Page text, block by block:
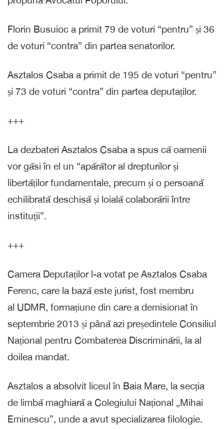
Florin Busuioc a primit 79 de voturi “pentru” și 36
de voturi “contra” din partea senatorilor.
Asztalos Csaba a primit de 195 de voturi “pentru”
și 73 de voturi “contra” din partea deputaților.
+++
La dezbateri Asztalos Csaba a spus că oamenii
vor găsi în el un “apărător al drepturilor și
libertăților fundamentale, precum și o persoană
echilibrată deschisă și loială colaborării între
instituții”.
+++
Camera Deputaților l-a votat pe Asztalos Csaba
Ferenc, care la bază este jurist, fost membru
al UDMR, formațiune din care a demisionat în
septembrie 2013 și până azi președintele Consiliul
Național pentru Combaterea Discriminării, la al
doilea mandat.
Asztalos a absolvit liceul în Baia Mare, la secția
de limbă maghiară a Colegiului Național „Mihai
Eminescu”, unde a avut specializarea filologie.